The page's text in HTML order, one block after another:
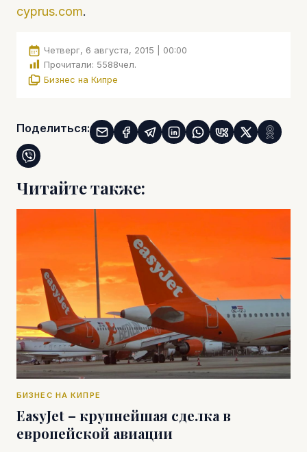
cyprus.com.
Четверг, 6 августа, 2015 | 00:00
Прочитали: 5588чел.
Бизнес на Кипре
Поделиться:
Читайте также:
БИЗНЕС НА КИПРЕ
EasyJet – крупнейшая сделка в
европейской авиации